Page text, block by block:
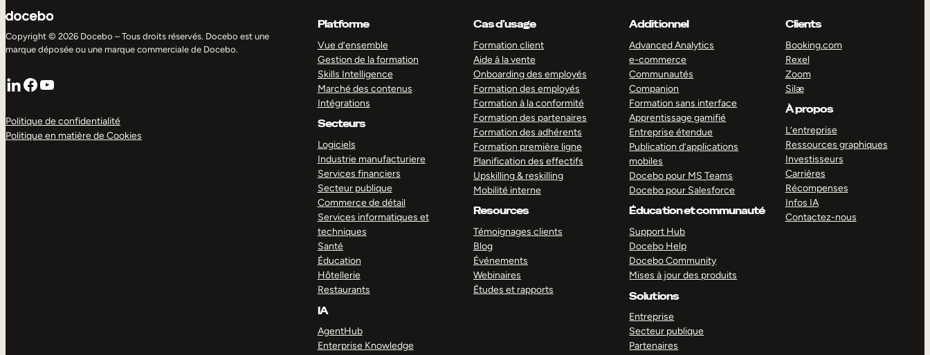
Copyright © 2026 Docebo – Tous droits réservés. Docebo est une
marque déposée ou une marque commerciale de Docebo.
LinkedIn
Facebook
YouTube
Politique de confidentialité
Politique en matière de Cookies
Platforme
Vue d’ensemble
Gestion de la formation
Skills Intelligence
Marché des contenus
Intégrations
Secteurs
Logiciels
Industrie manufacturiere
Services financiers
Secteur publique
Commerce de détail
Services informatiques et
techniques
Santé
Éducation
Hôtellerie
Restaurants
IA
AgentHub
Enterprise Knowledge
Cas d’usage
Formation client
Aide à la vente
Onboarding des employés
Formation des employés
Formation à la conformité
Formation des partenaires
Formation des adhérents
Formation première ligne
Planification des effectifs
Upskilling & reskilling
Mobilité interne
Resources
Témoignages clients
Blog
Événements
Webinaires
Études et rapports
Additionnel
Advanced Analytics
e-commerce
Communautés
Companion
Formation sans interface
Apprentissage gamifié
Entreprise étendue
Publication d’applications
mobiles
Docebo pour MS Teams
Docebo pour Salesforce
Éducation et communauté
Support Hub
Docebo Help
Docebo Community
Mises à jour des produits
Solutions
Entreprise
Secteur publique
Partenaires
Clients
Booking.com
Rexel
Zoom
Silæ
À propos
L’entreprise
Ressources graphiques
Investisseurs
Carrières
Récompenses
Infos IA
Contactez-nous